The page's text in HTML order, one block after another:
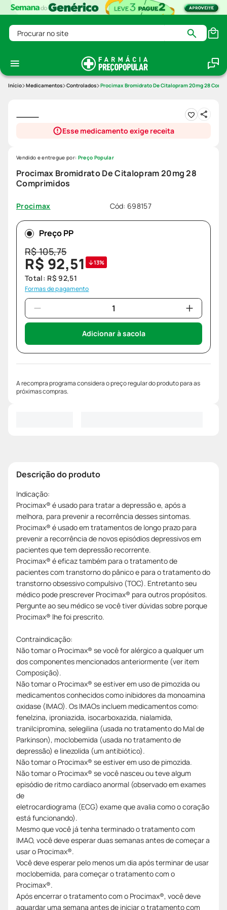
Procurar no site
Medicamentos Controlados Procimax Bromidrato De Citalopram 20mg 28
Esse medicamento exige receita
Procimax Bromidrato De Citalopram 20mg 28
Comprimidos
Procimax Cód: 698157
Vendido e entregue por: Preço Popular
Preço PP
R$105,75
R$ 92,51 13%
Total: R$ 92,51
Formas de pagamento
Adicionar à sacola
A recompra programa considera o preço regular do produto para as
próximas compras.
Descrição do produto
Indicação:
Procimax® é usado para tratar a depressão e, após a
melhora, para prevenir a recorrência desses sintomas.
Procimax® é usado em tratamentos de longo prazo para
prevenir a recorrência de novos episódios depressivos em
pacientes que tem depressão recorrente.
Procimax® é eficaz também para o tratamento de
pacientes com transtorno do pânico e para o tratamento do
transtorno obsessivo compulsivo (TOC). Entretanto seu
médico pode prescrever Procimax® para outros propósitos.
Pergunte ao seu médico se você tiver dúvidas sobre porque
Procimax® lhe foi prescrito.
Contraindicação:
Não tomar o Procimax® se você for alérgico a qualquer um
dos componentes mencionados anteriormente (ver item
Composição).
Não tomar o Procimax® se estiver em uso de pimozida ou
medicamentos conhecidos como inibidores da monoamina
oxidase (IMAO). Os IMAOs incluem medicamentos como:
fenelzina, iproniazida, isocarboxazida, nialamida,
tranilcipromina, selegilina (usada no tratamento do Mal de
Parkinson), moclobemida (usada no tratamento de
depressão) e linezolida (um antibiótico).
Não tomar o Procimax® se estiver em uso de pimozida.
Não tomar o Procimax® se você nasceu ou teve algum
episódio de ritmo cardíaco anormal (observado em exames
de
eletrocardiograma (ECG) exame que avalia como o coração
está funcionando).
Mesmo que você já tenha terminado o tratamento com
IMAO, você deve esperar duas semanas antes de começar a
usar o Procimax®.
Você deve esperar pelo menos um dia após terminar de usar
moclobemida, para começar o tratamento com o
Procimax®.
Após encerrar o tratamento com o Procimax®, você deve
aguardar uma semana antes de iniciar o tratamento com